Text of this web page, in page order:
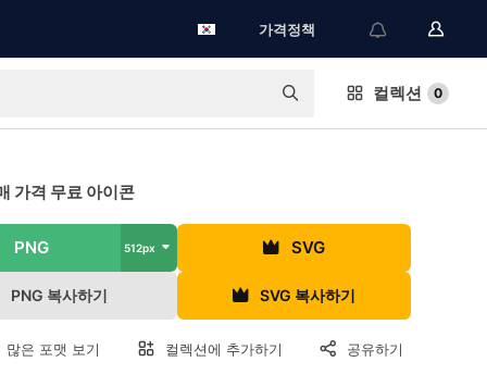
가격정책
컬렉션 0
가격 무료 아이콘
PNG 512px SVG
PNG 복사하기 SVG 복사하기
많은 포맷 보기 컬렉션에 추가하기 공유하기